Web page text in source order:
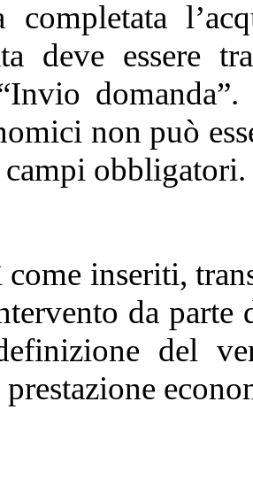
completata
deve essere
non può
obbligatori.
inseriti,
da parte
del